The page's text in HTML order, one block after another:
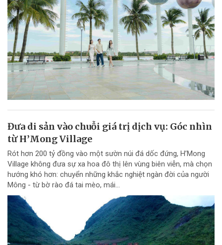
Đưa di sản vào chuỗi giá trị dịch vụ: Góc nhìn
từ H’Mong Village
Rót hơn 200 tỷ đồng vào một sườn núi đá dốc đứng, H’Mong
Village không đưa sự xa hoa đô thị lên vùng biên viễn, mà chọn
hướng khó hơn: chuyển những khắc nghiệt ngàn đời của người
Mông - từ bờ rào đá tai mèo, mái...